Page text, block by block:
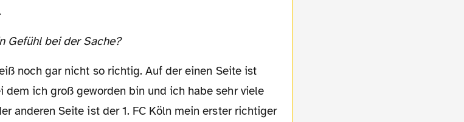
Gefühl bei der Sache?
noch gar nicht so richtig. Auf der einen Seite ist
dem ich groß geworden bin und ich habe sehr viele
anderen Seite ist der 1. FC Köln mein erster richtiger